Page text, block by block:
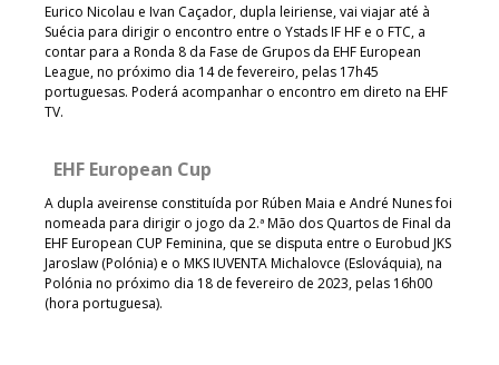
Eurico Nicolau e Ivan Caçador, dupla leiriense, vai viajar até à
Suécia para dirigir o encontro entre o Ystads IF HF e o FTC, a
contar para a Ronda 8 da Fase de Grupos da EHF European
League, no próximo dia 14 de fevereiro, pelas 17h45
portuguesas. Poderá acompanhar o encontro em direto na EHF
TV.
EHF European Cup
A dupla aveirense constituída por Rúben Maia e André Nunes foi
nomeada para dirigir o jogo da 2.ª Mão dos Quartos de Final da
EHF European CUP Feminina, que se disputa entre o Eurobud JKS
Jaroslaw (Polónia) e o MKS IUVENTA Michalovce (Eslováquia), na
Polónia no próximo dia 18 de fevereiro de 2023, pelas 16h00
(hora portuguesa).